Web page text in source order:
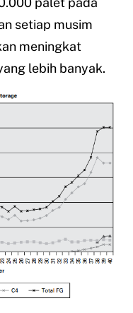
setiap musim
meningkat
lebih banyak.